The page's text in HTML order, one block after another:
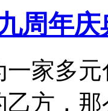
周年
家多
乙方，